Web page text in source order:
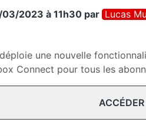
03/2023 à 11h30 par Lucas
une nouvelle
Connect pour tous les